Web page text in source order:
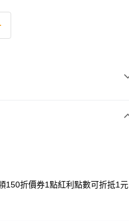
150折價券1點紅利點數可折抵1元